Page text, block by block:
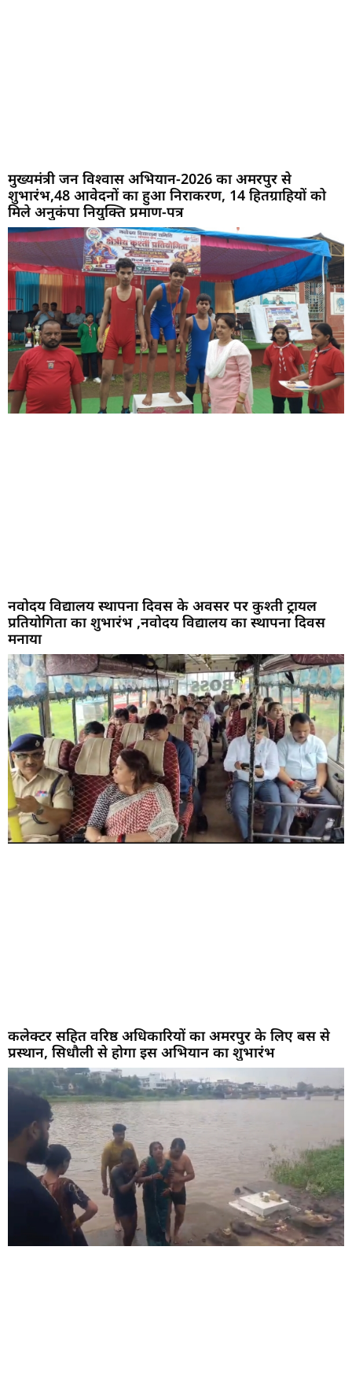
मुख्यमंत्री जन विश्वास अभियान-2026 का अमरपुर से
शुभारंभ,48 आवेदनों का हुआ निराकरण, 14 हितग्राहियों को
मिले अनुकंपा नियुक्ति प्रमाण-पत्र
नवोदय विद्यालय स्थापना दिवस के अवसर पर कुश्ती ट्रायल
प्रतियोगिता का शुभारंभ ,नवोदय विद्यालय का स्थापना दिवस
मनाया
कलेक्टर सहित वरिष्ठ अधिकारियों का अमरपुर के लिए बस से
प्रस्थान, सिधौली से होगा इस अभियान का शुभारंभ